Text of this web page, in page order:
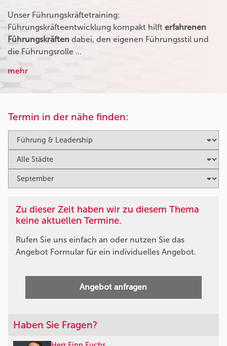
Unser Führungskräftetraining:
Führungskräfteentwicklung kompakt hilft erfahrenen
Führungskräften dabei, den eigenen Führungsstil und
die Führungsrolle …
mehr
Termin in der nähe finden:
Zu dieser Zeit haben wir zu diesem Thema
keine aktuellen Termine.
Rufen Sie uns einfach an oder nutzen Sie das
Angebot Formular für ein individuelles Angebot.
Angebot anfragen
Haben Sie Fragen?